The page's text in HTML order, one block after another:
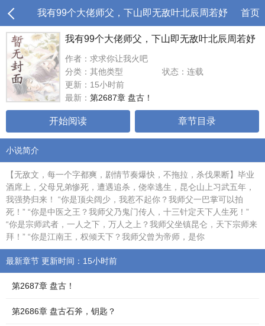
我有99个大佬师父，下山即无敌叶北辰周若妤 首页
我有99个大佬师父，下山即无敌叶北辰周若妤
作者：求求你让我火吧
分类：其他类型
状态：连载
更新：15小时前
最新： 第2687章 盘古！
开始阅读 章节目录
小说简介
【无敌文，每一个字都爽，剧情节奏爆快，不拖拉，杀伐果断】毕业
酒席上，父母兄弟惨死，遭遇追杀，侥幸逃生，昆仑山上习武五年，
我强势归来！ “你是顶尖阔少，我惹不起你？我师父一巴掌可以拍
死！” “你是中医之王？我师父乃鬼门传人，十三针定天下人生死！”
“你是宗师武者，一人之下，万人之上？我师父坐镇昆仑，天下宗师来
拜！” “你是江南王，权倾天下？我师父曾为帝师，是你
最新章节 更新时间：15小时前
第2687章 盘古！
第2686章 盘古石斧，钥匙？